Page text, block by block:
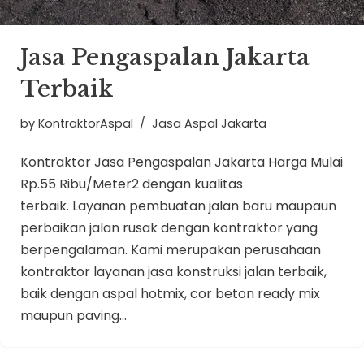
Jasa Pengaspalan Jakarta
Terbaik
by KontraktorAspal Jasa Aspal Jakarta
Kontraktor Jasa Pengaspalan Jakarta Harga Mulai
Rp.55 Ribu/Meter2 dengan kualitas
terbaik. Layanan pembuatan jalan baru maupaun
perbaikan jalan rusak dengan kontraktor yang
berpengalaman. Kami merupakan perusahaan
kontraktor layanan jasa konstruksi jalan terbaik,
baik dengan aspal hotmix, cor beton ready mix
maupun paving…